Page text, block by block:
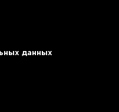
данных